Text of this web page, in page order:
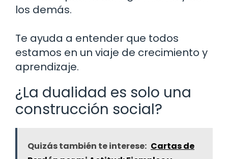
los demás.
Te ayuda a entender que todos
estamos en un viaje de crecimiento y
aprendizaje.
¿La dualidad es solo una
construcción social?
Quizás también te interese: Cartas de